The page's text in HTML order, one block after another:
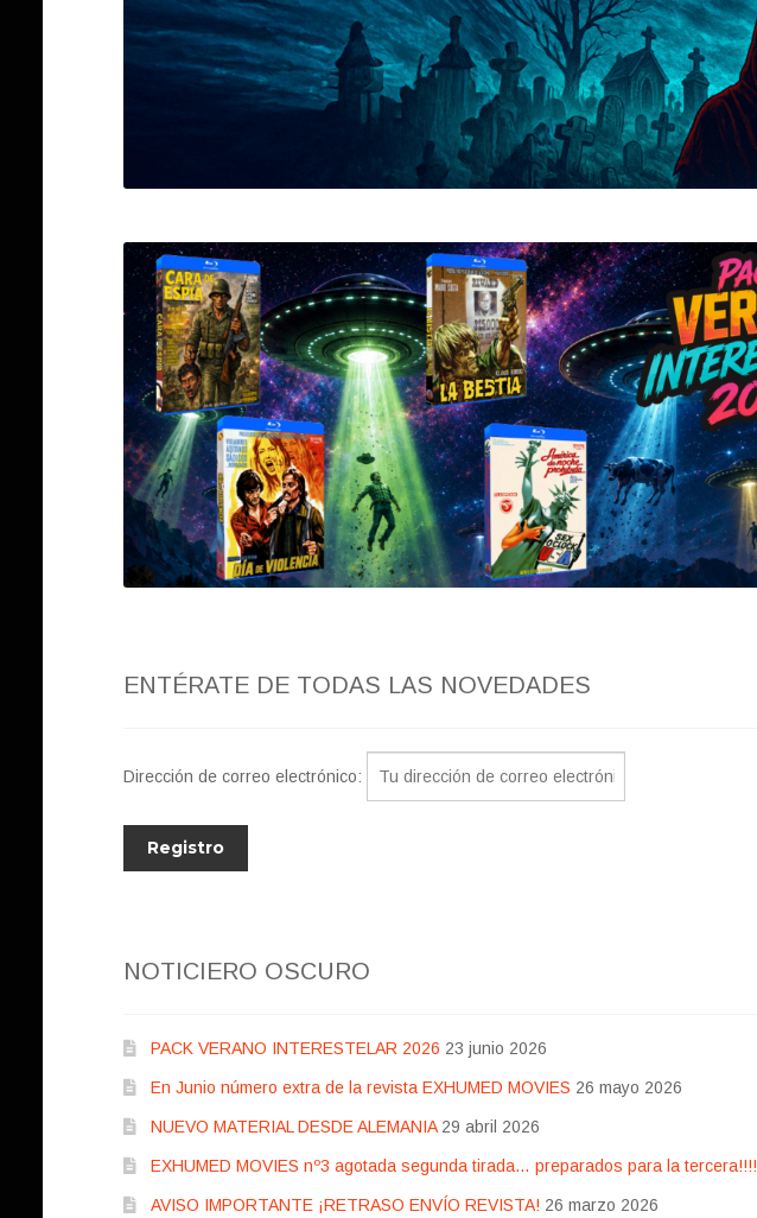
ENTÉRATE DE TODAS LAS NOVEDADES
Dirección de correo electrónico:
NOTICIERO OSCURO
PACK VERANO INTERESTELAR 2026 23 junio 2026
En Junio número extra de la revista EXHUMED MOVIES 26 mayo 2026
NUEVO MATERIAL DESDE ALEMANIA 29 abril 2026
EXHUMED MOVIES nº3 agotada segunda tirada… preparados para la tercera!!!!
AVISO IMPORTANTE ¡RETRASO ENVÍO REVISTA! 26 marzo 2026